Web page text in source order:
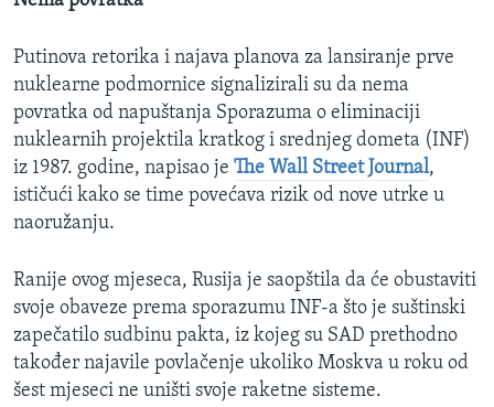
Putinova retorika i najava planova za lansiranje prve
nuklearne podmornice signalizirali su da nema
povratka od napuštanja Sporazuma o eliminaciji
nuklearnih projektila kratkog i srednjeg dometa (INF)
iz 1987. godine, napisao je The Wall Street Journal,
ističući kako se time povećava rizik od nove utrke u
naoružanju.
Ranije ovog mjeseca, Rusija je saopštila da će obustaviti
svoje obaveze prema sporazumu INF-a što je suštinski
zapečatilo sudbinu pakta, iz kojeg su SAD prethodno
također najavile povlačenje ukoliko Moskva u roku od
šest mjeseci ne uništi svoje raketne sisteme.